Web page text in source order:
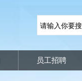
员工招聘